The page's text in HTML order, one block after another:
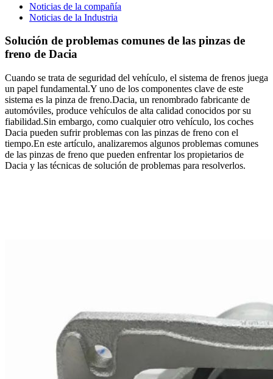
Noticias de la compañía
Noticias de la Industria
Solución de problemas comunes de las pinzas de
freno de Dacia
Cuando se trata de seguridad del vehículo, el sistema de frenos juega
un papel fundamental.Y uno de los componentes clave de este
sistema es la pinza de freno.Dacia, un renombrado fabricante de
automóviles, produce vehículos de alta calidad conocidos por su
fiabilidad.Sin embargo, como cualquier otro vehículo, los coches
Dacia pueden sufrir problemas con las pinzas de freno con el
tiempo.En este artículo, analizaremos algunos problemas comunes
de las pinzas de freno que pueden enfrentar los propietarios de
Dacia y las técnicas de solución de problemas para resolverlos.